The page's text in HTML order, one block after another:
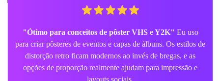
"Ótimo para conceitos de pôster VHS e Y2K" Eu uso
para criar pôsteres de eventos e capas de álbuns. Os estilos de
distorção retro ficam modernos ao invés de bregas, e as
opções de proporção realmente ajudam para impressão e